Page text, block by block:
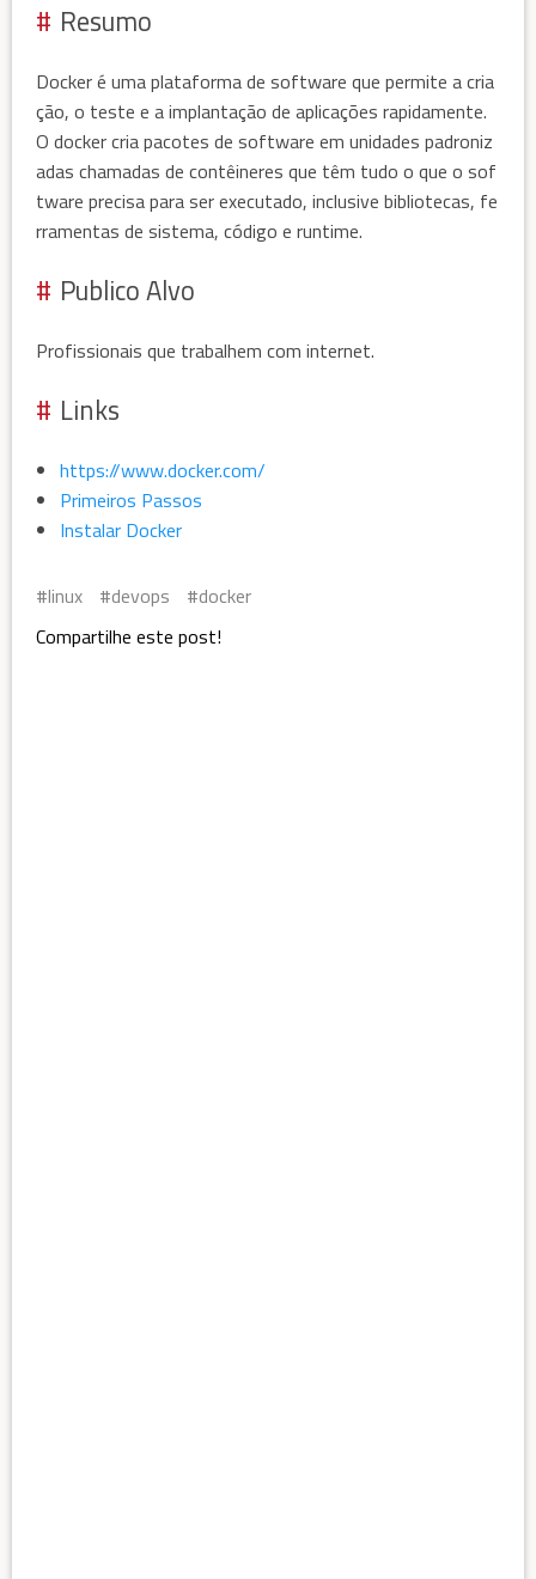
Resumo
Docker é uma plataforma de software que permite a cria
ção, o teste e a implantação de aplicações rapidamente.
O docker cria pacotes de software em unidades padroniz
adas chamadas de contêineres que têm tudo o que o sof
tware precisa para ser executado, inclusive bibliotecas, fe
rramentas de sistema, código e runtime.
Publico Alvo
Profissionais que trabalhem com internet.
Links
https://www.docker.com/
Primeiros Passos
Instalar Docker
linux devops
docker
Compartilhe este post!